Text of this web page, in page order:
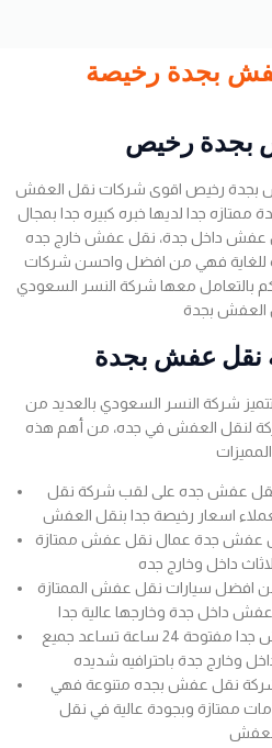
بجدة رخيصة
بجدة رخيص
بجدة رخيص اقوى شركات نقل العفش
جدا لديها خبره كبيره جدا بمجال
عفش داخل جدة، نقل عفش خارج جده
للغاية فهي من افضل واحسن شركات
بالتعامل معها شركة النسر السعودي
نقل عفش بجدة
شركة النسر السعودي بالعديد من
لنقل العفش في جده، من أهم هذه
عفش جده على لقب شركة نقل
عفش جدة عمال نقل عفش ممتازة
افضل سيارات نقل عفش الممتازة
النسر السعودي شركة نقل عفش جدا مفتوحة 24 ساعة تساعد جميع
نقل عفش بجده متنوعة فهي
ممتازة وبجودة عالية في نقل